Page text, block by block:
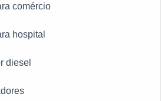
comércio
hospital
diesel